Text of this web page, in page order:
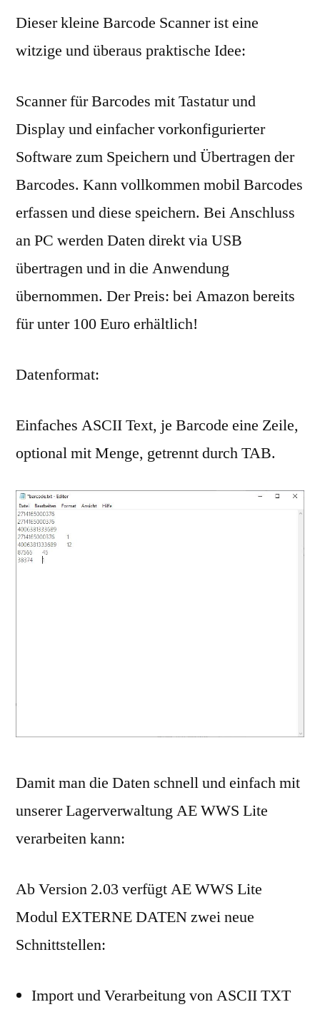
Dieser kleine Barcode Scanner ist eine
witzige und überaus praktische Idee:
Scanner für Barcodes mit Tastatur und
Display und einfacher vorkonfigurierter
Software zum Speichern und Übertragen der
Barcodes. Kann vollkommen mobil Barcodes
erfassen und diese speichern. Bei Anschluss
an PC werden Daten direkt via USB
übertragen und in die Anwendung
übernommen. Der Preis: bei Amazon bereits
für unter 100 Euro erhältlich!
Datenformat:
Einfaches ASCII Text, je Barcode eine Zeile,
optional mit Menge, getrennt durch TAB.
Damit man die Daten schnell und einfach mit
unserer Lagerverwaltung AE WWS Lite
verarbeiten kann:
Ab Version 2.03 verfügt AE WWS Lite
Modul EXTERNE DATEN zwei neue
Schnittstellen:
Import und Verarbeitung von ASCII TXT